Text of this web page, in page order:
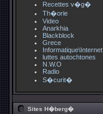
Recettes v�g�
Th�orie
Video
Anarkhia
Blackblock
Grece
Informatique\Internet
luttes autochtones
N.W.O
Radio
S�curit�
Sites H�berg�